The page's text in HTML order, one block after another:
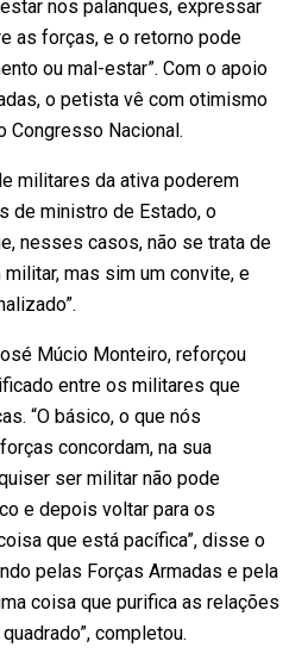
nos palanques, expressar
as forças, e o retorno pode
ou mal-estar”. Com o apoio
o petista vê com otimismo
Congresso Nacional.
militares da ativa poderem
de ministro de Estado, o
nesses casos, não se trata de
mas sim um convite, e
Múcio Monteiro, reforçou
entre os militares que
“O básico, o que nós
concordam, na sua
ser militar não pode
e depois voltar para os
que está pacífica”, disse o
pelas Forças Armadas e pela
coisa que purifica as relações
completou.